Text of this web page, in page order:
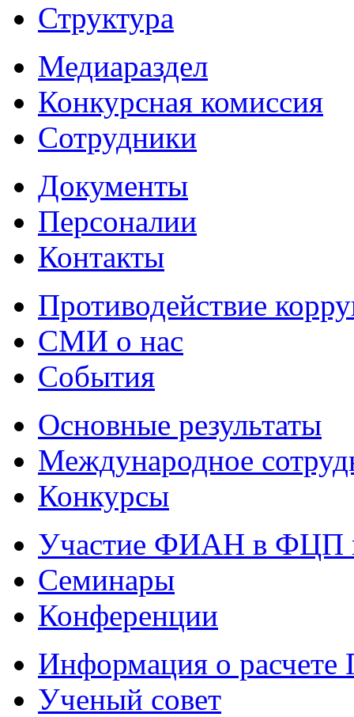
Структура
Медиараздел
Конкурсная комиссия
Сотрудники
Документы
Персоналии
Контакты
Противодействие
СМИ о нас
События
Основные результаты
Международное
Конкурсы
Участие ФИАН в ФЦП
Семинары
Конференции
Информация о
Ученый совет